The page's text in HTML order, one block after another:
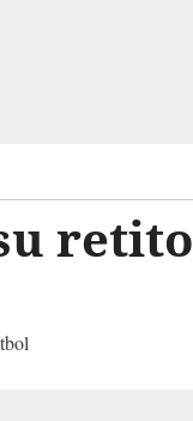
retito